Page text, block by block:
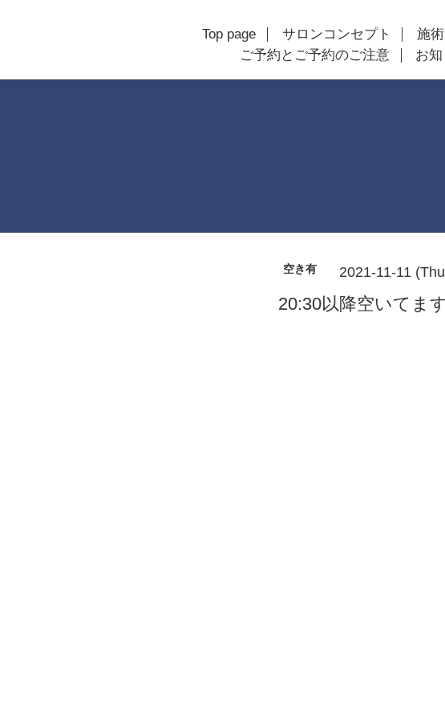
Top page サロンコンセプト 施
ご予約とご予約のご注意
お
空き有 2021-11-11
20:30以降空いてま